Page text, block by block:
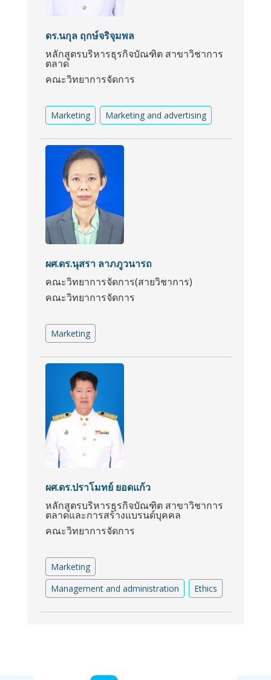
ดร.นกุล ฤกษ์จริจุมพล
หลักสูตรบริหารธุรกิจบัณฑิต สาขาวิชาการ
ตลาด
คณะวิทยาการจัดการ
Marketing Marketing and advertising
ผศ.ดร.นุสรา ลาภภูวนารถ
คณะวิทยาการจัดการ(สายวิชาการ)
คณะวิทยาการจัดการ
Marketing
ผศ.ดร.ปราโมทย์ ยอดแก้ว
หลักสูตรบริหารธุรกิจบัณฑิต สาขาวิชาการ
ตลาดและการสร้างแบรนด์บุคคล
คณะวิทยาการจัดการ
Marketing
Management and administration
Ethics